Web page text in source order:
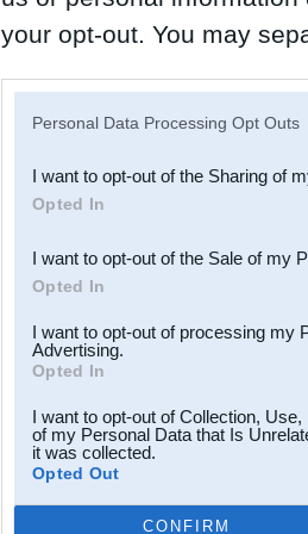
your opt-out. You may
Downstream Participants
third parties.
Personal Data Processing Opt Outs
I want to opt-out of the Sharing of
Opted In
I want to opt-out of the Sale of my
Opted In
I want to opt-out of processing my
Advertising.
Opted In
I want to opt-out of Collection,
of my Personal Data that Is
it was collected.
Opted Out
CONFIRM